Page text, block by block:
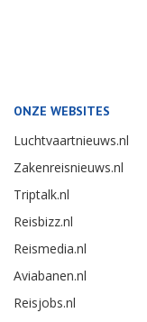
ONZE WEBSITES
Luchtvaartnieuws.nl
Zakenreisnieuws.nl
Triptalk.nl
Reisbizz.nl
Reismedia.nl
Aviabanen.nl
Reisjobs.nl